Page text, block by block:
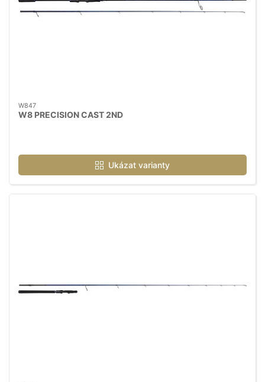
W847
W8 PRECISION CAST 2ND
Ukázat varianty